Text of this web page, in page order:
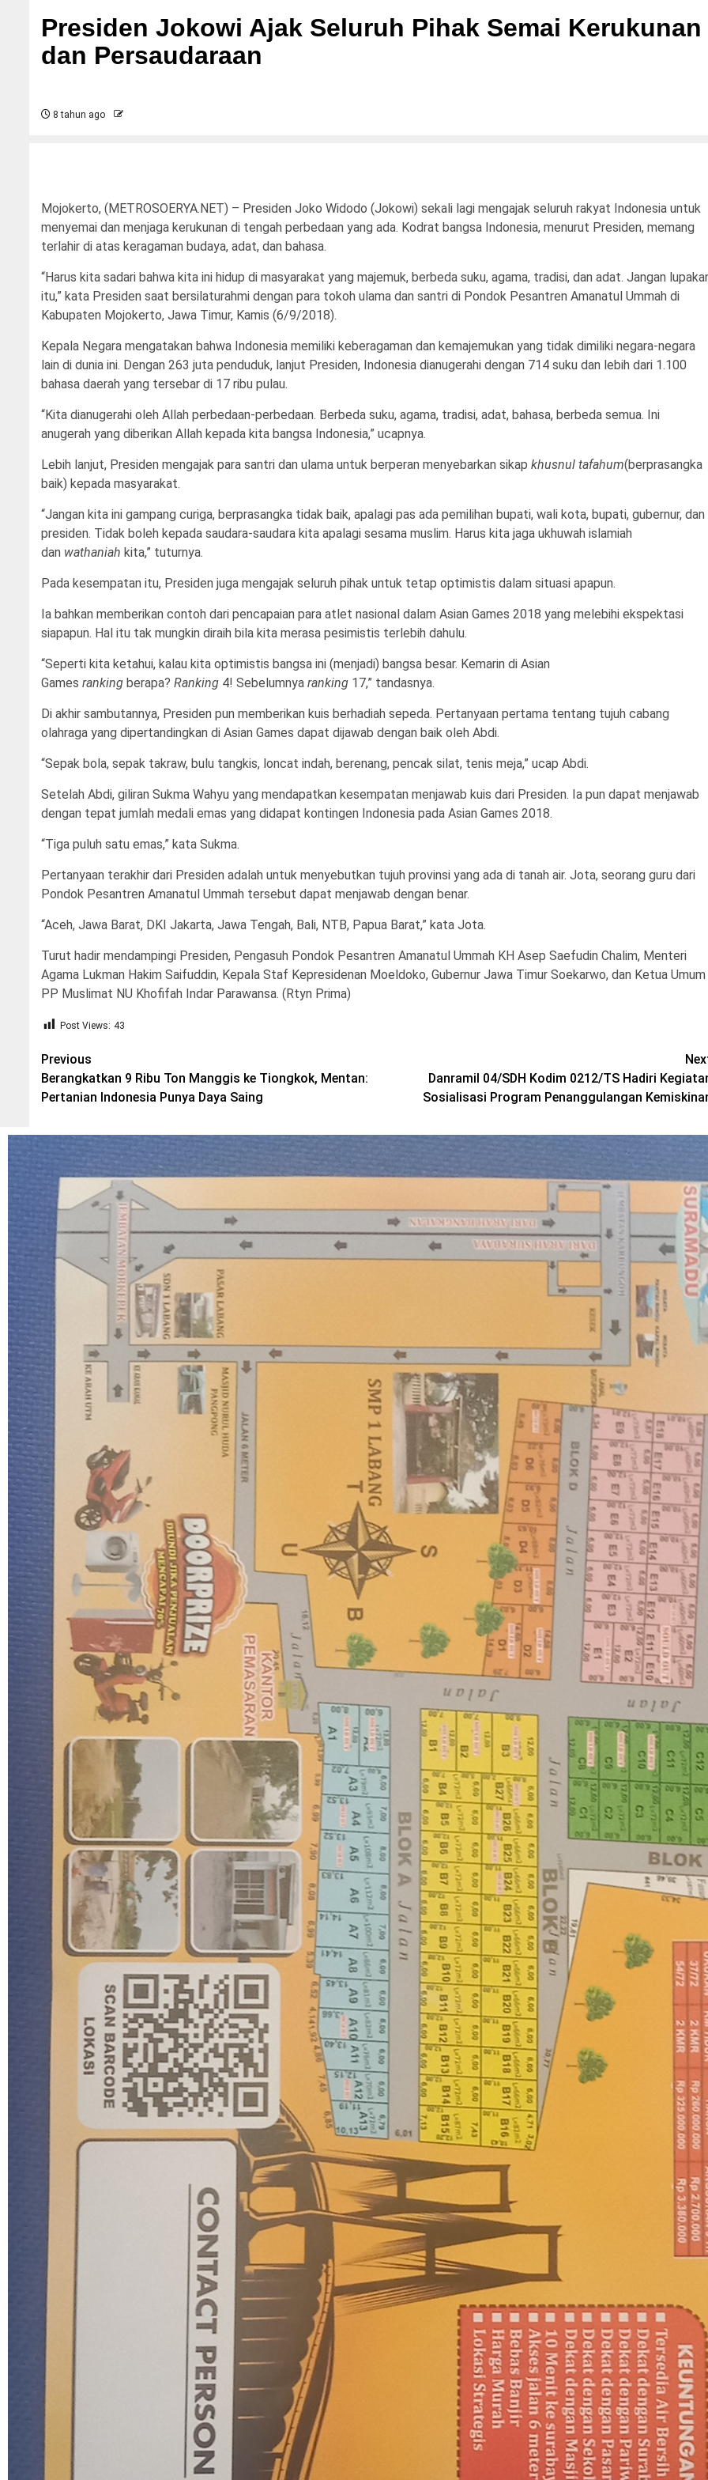
Presiden Jokowi Ajak Seluruh Pihak Semai Kerukunan
dan Persaudaraan
8 tahun ago
Mojokerto, (METROSOERYA.NET) – Presiden Joko Widodo (Jokowi) sekali lagi mengajak seluruh rakyat Indonesia untuk
menyemai dan menjaga kerukunan di tengah perbedaan yang ada. Kodrat bangsa Indonesia, menurut Presiden, memang
terlahir di atas keragaman budaya, adat, dan bahasa.
“Harus kita sadari bahwa kita ini hidup di masyarakat yang majemuk, berbeda suku, agama, tradisi, dan adat. Jangan
itu,” kata Presiden saat bersilaturahmi dengan para tokoh ulama dan santri di Pondok Pesantren Amanatul Ummah di
Kabupaten Mojokerto, Jawa Timur, Kamis (6/9/2018).
Kepala Negara mengatakan bahwa Indonesia memiliki keberagaman dan kemajemukan yang tidak dimiliki negara-negara
lain di dunia ini. Dengan 263 juta penduduk, lanjut Presiden, Indonesia dianugerahi dengan 714 suku dan lebih dari 1.100
bahasa daerah yang tersebar di 17 ribu pulau.
“Kita dianugerahi oleh Allah perbedaan-perbedaan. Berbeda suku, agama, tradisi, adat, bahasa, berbeda semua. Ini
anugerah yang diberikan Allah kepada kita bangsa Indonesia,” ucapnya.
Lebih lanjut, Presiden mengajak para santri dan ulama untuk berperan menyebarkan sikap khusnul tafahum(berprasangka
baik) kepada masyarakat.
“Jangan kita ini gampang curiga, berprasangka tidak baik, apalagi pas ada pemilihan bupati, wali kota, bupati, gubernur, dan
presiden. Tidak boleh kepada saudara-saudara kita apalagi sesama muslim. Harus kita jaga ukhuwah islamiah
dan wathaniah kita,” tuturnya.
Pada kesempatan itu, Presiden juga mengajak seluruh pihak untuk tetap optimistis dalam situasi apapun.
Ia bahkan memberikan contoh dari pencapaian para atlet nasional dalam Asian Games 2018 yang melebihi ekspektasi
siapapun. Hal itu tak mungkin diraih bila kita merasa pesimistis terlebih dahulu.
“Seperti kita ketahui, kalau kita optimistis bangsa ini (menjadi) bangsa besar. Kemarin di Asian
Games ranking berapa? Ranking 4! Sebelumnya ranking 17,” tandasnya.
Di akhir sambutannya, Presiden pun memberikan kuis berhadiah sepeda. Pertanyaan pertama tentang tujuh cabang
olahraga yang dipertandingkan di Asian Games dapat dijawab dengan baik oleh Abdi.
“Sepak bola, sepak takraw, bulu tangkis, loncat indah, berenang, pencak silat, tenis meja,” ucap Abdi.
Setelah Abdi, giliran Sukma Wahyu yang mendapatkan kesempatan menjawab kuis dari Presiden. Ia pun dapat menjawab
dengan tepat jumlah medali emas yang didapat kontingen Indonesia pada Asian Games 2018.
“Tiga puluh satu emas,” kata Sukma.
Pertanyaan terakhir dari Presiden adalah untuk menyebutkan tujuh provinsi yang ada di tanah air. Jota, seorang guru dari
Pondok Pesantren Amanatul Ummah tersebut dapat menjawab dengan benar.
“Aceh, Jawa Barat, DKI Jakarta, Jawa Tengah, Bali, NTB, Papua Barat,” kata Jota.
Turut hadir mendampingi Presiden, Pengasuh Pondok Pesantren Amanatul Ummah KH Asep Saefudin Chalim, Menteri
Agama Lukman Hakim Saifuddin, Kepala Staf Kepresidenan Moeldoko, Gubernur Jawa Timur Soekarwo, dan Ketua Umum
PP Muslimat NU Khofifah Indar Parawansa. (Rtyn Prima)
Post Views: 43
Post
navigation
Previous
Berangkatkan 9 Ribu Ton Manggis ke Tiongkok, Mentan:
Pertanian Indonesia Punya Daya Saing
Danramil 04/SDH Kodim 0212/TS Hadiri
Sosialisasi Program Penanggulangan